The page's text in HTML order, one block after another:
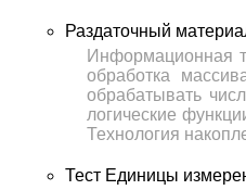
Раздаточный
Информационная
обработка
обрабатывать
логические
Технология
Тест Единицы